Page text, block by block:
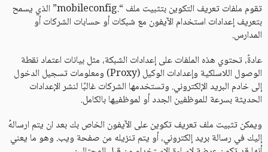
تقوم ملفات تعريف التكوين بتثبيت ملف “.mobileconfig” الذي يسمح
بتعريف إعدادات استخدام الآيفون مع شبكات أو حسابات الشركات أو
المدارس.
عادةً، تحتوي هذه الملفات على إعدادات الشبكة، مثل بيانات اعتماد نقطة
الوصول اللاسلكية وإعدادات الوكيل (Proxy) ومعلومات تسجيل الدخول
إلى خادم البريد الإلكتروني. وتستخدمها الشركات غالبًا لنشر الإعدادات
الحديثة بسرعة للموظفين الجدد أو لموظفيها بالكامل.
ويمكن تثبيت ملف تعريف تكوين على الآيفون الخاص بك بعد ان يتم ارسالهُ
إليك في رسالة بريد إلكتروني، أو يتم تنزيله من صفحة ويب. وهو ما يعني